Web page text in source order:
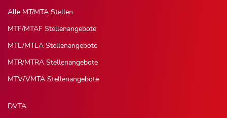
Alle MT/MTA Stellen
MTF/MTAF Stellenangebote
MTL/MTLA Stellenangebote
MTR/MTRA Stellenangebote
MTV/VMTA Stellenangebote
DVTA